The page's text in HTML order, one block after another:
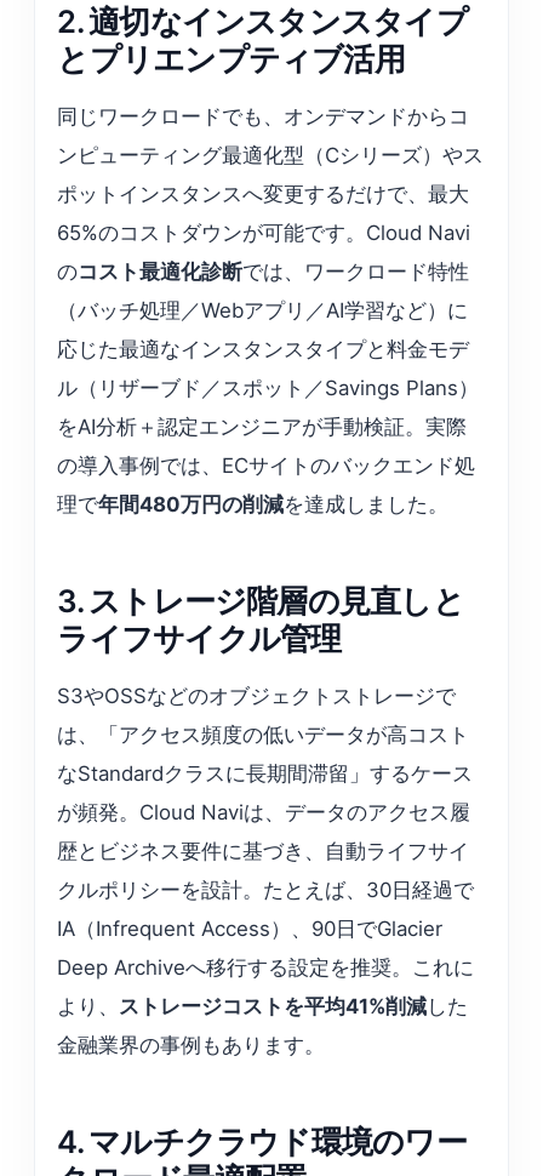
2. 適切なインスタンスタイプ
とプリエンプティブ活用
同じワークロードでも、オンデマンドからコ
ンピューティング最適化型（Cシリーズ）やス
ポットインスタンスへ変更するだけで、最大
65%のコストダウンが可能です。Cloud Navi
のコスト最適化診断では、ワークロード特性
（バッチ処理／Webアプリ／AI学習など）に
応じた最適なインスタンスタイプと料金モデ
ル（リザーブド／スポット／Savings Plans）
をAI分析＋認定エンジニアが手動検証。実際
の導入事例では、ECサイトのバックエンド処
理で年間480万円の削減を達成しました。
3. ストレージ階層の見直しと
ライフサイクル管理
S3やOSSなどのオブジェクトストレージで
は、「アクセス頻度の低いデータが高コスト
なStandardクラスに長期間滞留」するケース
が頻発。Cloud Naviは、データのアクセス履
歴とビジネス要件に基づき、自動ライフサイ
クルポリシーを設計。たとえば、30日経過で
IA（Infrequent Access）、90日でGlacier
Deep Archiveへ移行する設定を推奨。これに
より、 ストレージコストを平均41%削減した
金融業界の事例もあります。
4. マルチクラウド環境のワー